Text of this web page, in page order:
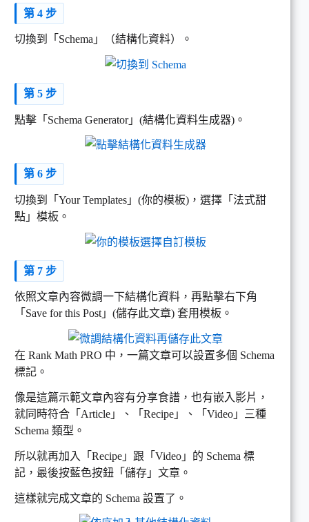
第 4 步
切換到「Schema」（結構化資料）。
第 5 步
點擊「Schema Generator」(結構化資料生成器)。
第 6 步
切換到「Your Templates」(你的模板)，選擇「法式甜
點」模板。
第 7 步
依照文章內容微調一下結構化資料，再點擊右下角
「Save for this Post」(儲存此文章) 套用模板。
在 Rank Math PRO 中，一篇文章可以設置多個 Schema
標記。
像是這篇示範文章內容有分享食譜，也有嵌入影片，
就同時符合「Article」、「Recipe」、「Video」三種
Schema 類型。
所以就再加入「Recipe」跟「Video」的 Schema 標
記，最後按藍色按鈕「儲存」文章。
這樣就完成文章的 Schema 設置了。